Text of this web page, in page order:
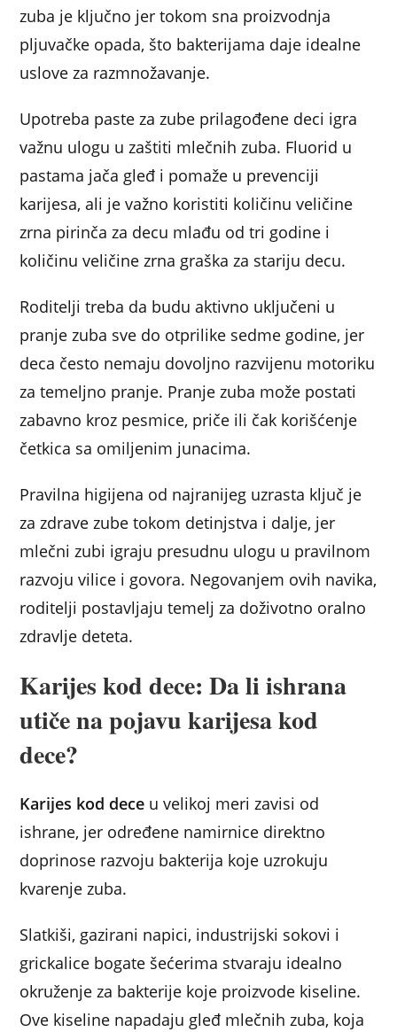
zuba je ključno jer tokom sna proizvodnja
pljuvačke opada, što bakterijama daje idealne
uslove za razmnožavanje.
Upotreba paste za zube prilagođene deci igra
važnu ulogu u zaštiti mlečnih zuba. Fluorid u
pastama jača gleđ i pomaže u prevenciji
karijesa, ali je važno koristiti količinu veličine
zrna pirinča za decu mlađu od tri godine i
količinu veličine zrna graška za stariju decu.
Roditelji treba da budu aktivno uključeni u
pranje zuba sve do otprilike sedme godine, jer
deca često nemaju dovoljno razvijenu motoriku
za temeljno pranje. Pranje zuba može postati
zabavno kroz pesmice, priče ili čak korišćenje
četkica sa omiljenim junacima.
Pravilna higijena od najranijeg uzrasta ključ je
za zdrave zube tokom detinjstva i dalje, jer
mlečni zubi igraju presudnu ulogu u pravilnom
razvoju vilice i govora. Negovanjem ovih navika,
roditelji postavljaju temelj za doživotno oralno
zdravlje deteta.
Karijes kod dece: Da li ishrana
utiče na pojavu karijesa kod
dece?
Karijes kod dece u velikoj meri zavisi od
ishrane, jer određene namirnice direktno
doprinose razvoju bakterija koje uzrokuju
kvarenje zuba.
Slatkiši, gazirani napici, industrijski sokovi i
grickalice bogate šećerima stvaraju idealno
okruženje za bakterije koje proizvode kiseline.
Ove kiseline napadaju gleđ mlečnih zuba, koja